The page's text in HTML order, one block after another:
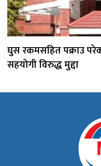
घुस रकमसहित पक्राउ
सहयोगी विरुद्ध मुद्दा